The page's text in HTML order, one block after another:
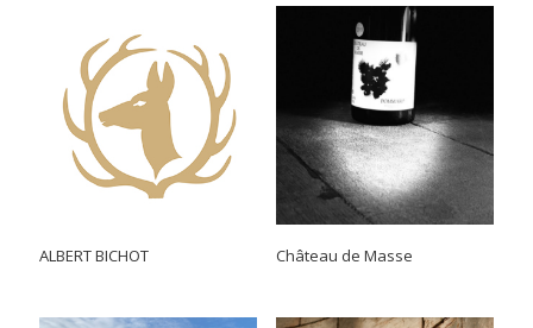
ALBERT BICHOT Château de Masse